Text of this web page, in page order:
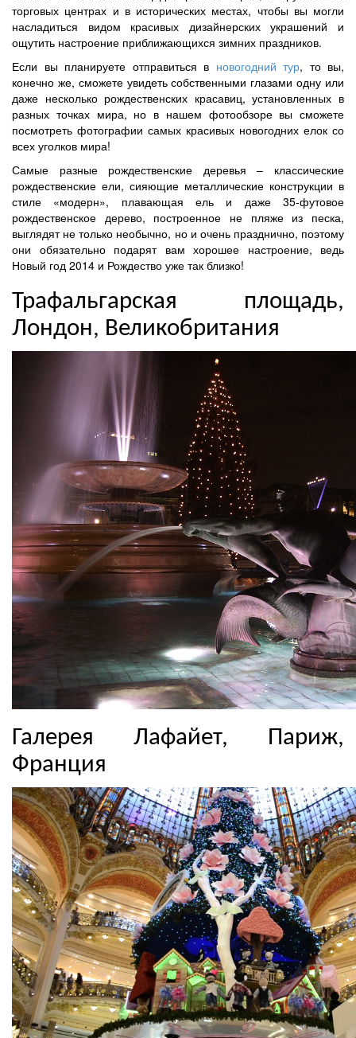
торговых центрах и в исторических местах, чтобы вы могли
насладиться видом красивых дизайнерских украшений и
ощутить настроение приближающихся зимних праздников.
Если вы планируете отправиться в новогодний тур, то вы,
конечно же, сможете увидеть собственными глазами одну или
даже несколько рождественских красавиц, установленных в
разных точках мира, но в нашем фотообзоре вы сможете
посмотреть фотографии самых красивых новогодних елок со
всех уголков мира!
Самые разные рождественские деревья – классические
рождественские ели, сияющие металлические конструкции в
стиле «модерн», плавающая ель и даже 35-футовое
рождественское дерево, построенное не пляже из песка,
выглядят не только необычно, но и очень празднично, поэтому
они обязательно подарят вам хорошее настроение, ведь
Новый год 2014 и Рождество уже так близко!
Трафальгарская площадь,
Лондон, Великобритания
Галерея Лафайет, Париж,
Франция